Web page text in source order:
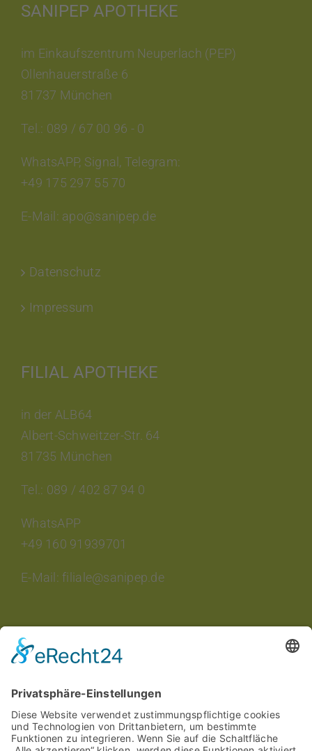
SANIPEP APOTHEKE
im Einkaufszentrum Neuperlach (PEP)
Ollenhauerstraße 6
81737 München
Tel.: 089 / 67 00 96 - 0
WhatsAPP, Signal, Telegram:
+49 175 297 55 70
E-Mail: apo@sanipep.de
Datenschutz
Impressum
FILIAL APOTHEKE
in der ALB64
Albert-Schweitzer-Str. 64
81735 München
Tel.: 089 / 402 87 94 0
WhatsAPP
+49 160 91939701
E-Mail: filiale@sanipep.de
INTERESSANTES
Aktuelle Angebote
Stellenangebote